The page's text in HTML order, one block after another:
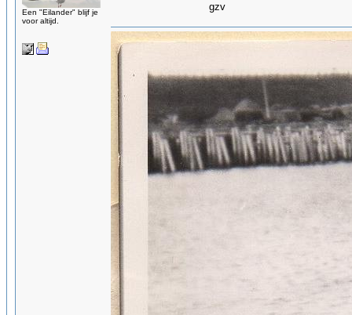
Een "Eilander" blijf je
voor altijd.
gzv